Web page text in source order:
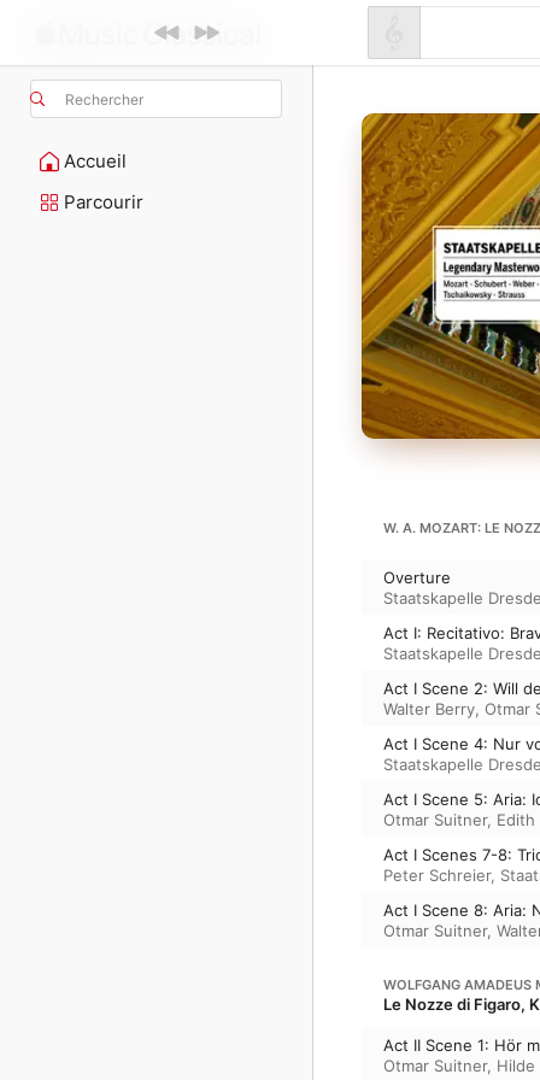
Rechercher
Accueil
Parcourir
W. A. MOZART: LE
Overture
Staatskapelle
Act I: Recitativo:
Staatskapelle
Act I Scene 2: Will
Walter Berry, Otmar
Act I Scene 4: Nur
Staatskapelle
Act I Scene 5: Aria:
Otmar Suitner, Edith
Act I Scenes 7-8:
Peter Schreier,
Act I Scene 8: Aria:
Otmar Suitner,
WOLFGANG AMADEUS
Le Nozze di Figaro,
Act II Scene 1: Hör
Otmar Suitner, Hilde